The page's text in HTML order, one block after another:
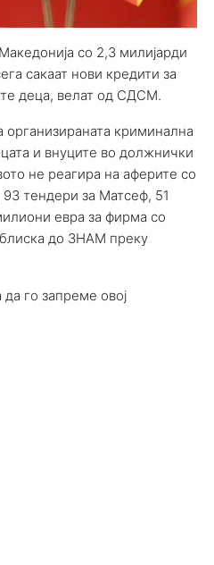
со 2,3 милијарди
сакаат нови кредити за
деца, велат од СДСМ.
организираната криминална
и внуците во должнички
не реагира на аферите со
тендери за Матсеф, 51
евра за фирма со
блиска до ЗНАМ преку
го запреме овој